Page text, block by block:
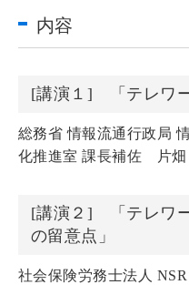
内容
[講演１] 「テレワー
総務省 情報流通行政局
化推進室 課長補佐 片畑
[講演２] 「テレワ
の留意点」
社会保険労務士法人